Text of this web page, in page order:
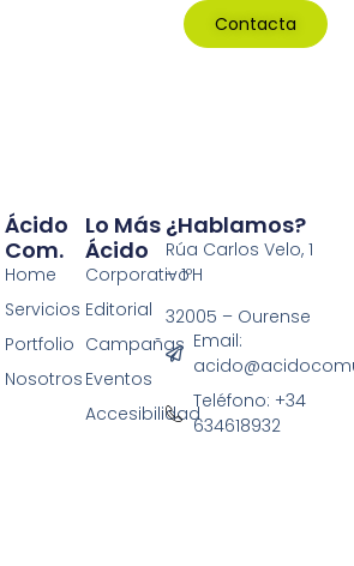
Contacta
Lo Más
Ácido
Corporativo
Editorial
Campañas
Eventos
Accesibilidad
Ácido
Com.
Home
Servicios
Portfolio
Nosotros
¿Hablamos?
Rúa Carlos Velo, 1
– 1ºH
32005 – Ourense
Email:
Teléfono: +34
634618932